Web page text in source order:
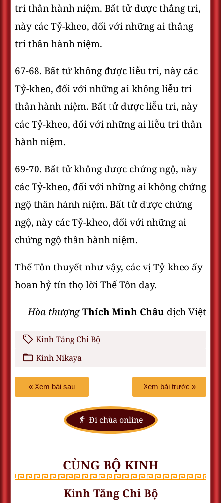
tri thân hành niệm. Bất tử được thắng tri,
này các Tỷ-kheo, đối với những ai thắng
tri thân hành niệm.
67-68. Bất tử không được liễu tri, này các
Tỷ-kheo, đối với những ai không liễu tri
thân hành niệm. Bất tử được liễu tri, này
các Tỷ-kheo, đối với những ai liễu tri thân
hành niệm.
69-70. Bất tử không được chứng ngộ, này
các Tỷ-kheo, đối với những ai không chứng
ngộ thân hành niệm. Bất tử được chứng
ngộ, này các Tỷ-kheo, đối với những ai
chứng ngộ thân hành niệm.
Thế Tôn thuyết như vậy, các vị Tỷ-kheo ấy
hoan hỷ tín thọ lời Thế Tôn dạy.
Hòa thượngThích Minh Châu dịch Việt
Kinh Tăng Chi Bộ
Kinh Nikaya
« Xem bài sau Xem bài trước »
Đi chùa online
CÙNG BỘ KINH
Kinh Tăng Chi Bộ